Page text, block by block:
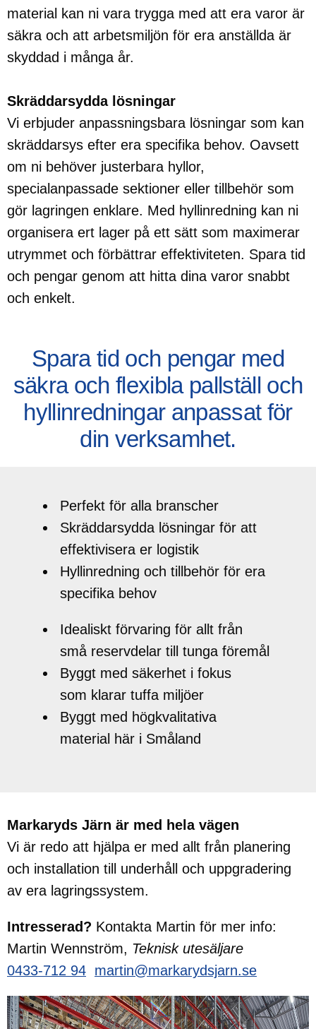
material kan ni vara trygga med att era varor är
säkra och att arbetsmiljön för era anställda är
skyddad i många år.
Skräddarsydda lösningar
Vi erbjuder anpassningsbara lösningar som kan
skräddarsys efter era specifika behov. Oavsett
om ni behöver justerbara hyllor,
specialanpassade sektioner eller tillbehör som
gör lagringen enklare. Med hyllinredning kan ni
organisera ert lager på ett sätt som maximerar
utrymmet och förbättrar effektiviteten. Spara tid
och pengar genom att hitta dina varor snabbt
och enkelt.
Spara tid och pengar med
säkra och flexibla pallställ och
hyllinredningar anpassat för
din verksamhet.
Perfekt för alla branscher
Skräddarsydda lösningar för att
effektivisera er logistik
Hyllinredning och tillbehör för era
specifika behov
Idealiskt förvaring för allt från
små reservdelar till tunga föremål
Byggt med säkerhet i fokus
som klarar tuffa miljöer
Byggt med högkvalitativa
material här i Småland
Markaryds Järn är med hela vägen
Vi är redo att hjälpa er med allt från planering
och installation till underhåll och uppgradering
av era lagringssystem.
Intresserad? Kontakta Martin för mer info:
Martin Wennström, Teknisk utesäljare
0433-712 94 martin@markarydsjarn.se